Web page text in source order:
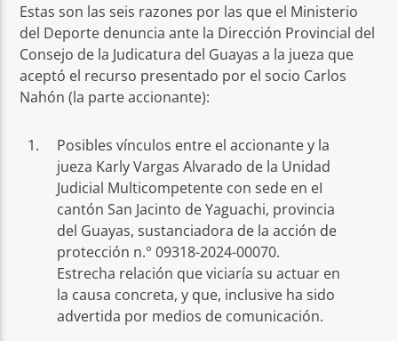
Estas son las seis razones por las que el Ministerio
del Deporte denuncia ante la Dirección Provincial del
Consejo de la Judicatura del Guayas a la jueza que
aceptó el recurso presentado por el socio Carlos
Nahón (la parte accionante):
Posibles vínculos entre el accionante y la
jueza Karly Vargas Alvarado de la Unidad
Judicial Multicompetente con sede en eI
cantón San Jacinto de Yaguachi, provincia
del Guayas, sustanciadora de la acción de
protección n.° 09318-2024-00070.
Estrecha relación que viciaría su actuar en
la causa concreta, y que, inclusive ha sido
advertida por medios de comunicación.